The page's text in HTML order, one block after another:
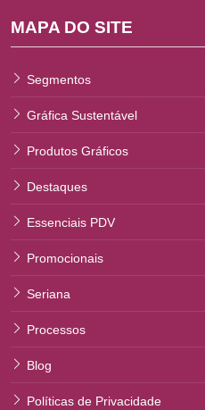
MAPA DO SITE
Segmentos
Gráfica Sustentável
Produtos Gráficos
Destaques
Essenciais PDV
Promocionais
Seriana
Processos
Blog
Políticas de Privacidade